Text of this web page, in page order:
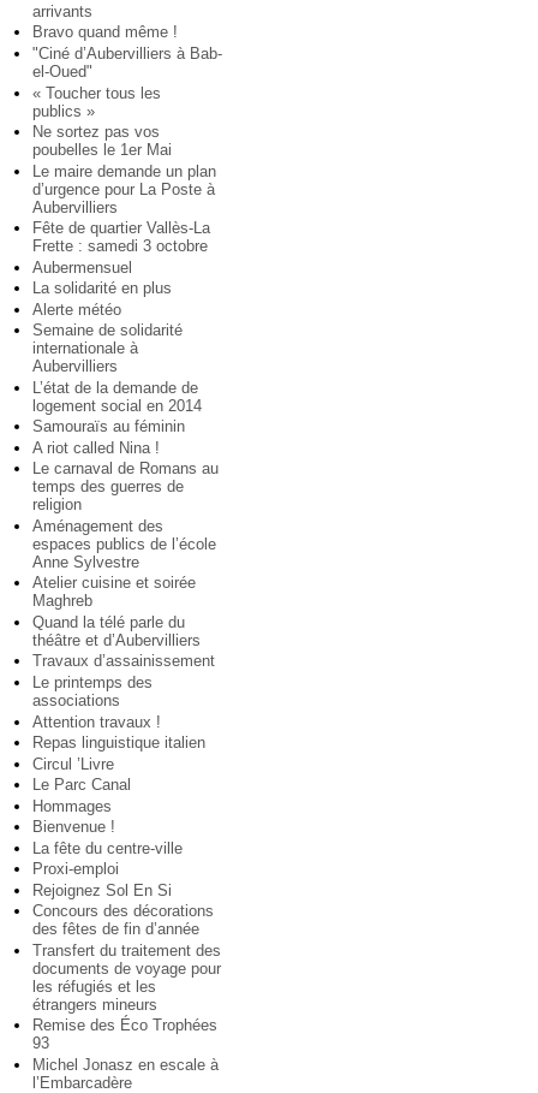
arrivants
Bravo quand même !
"Ciné d’Aubervilliers à Bab-
el-Oued"
« Toucher tous les
publics »
Ne sortez pas vos
poubelles le 1er Mai
Le maire demande un plan
d’urgence pour La Poste à
Aubervilliers
Fête de quartier Vallès-La
Frette : samedi 3 octobre
Aubermensuel
La solidarité en plus
Alerte météo
Semaine de solidarité
internationale à
Aubervilliers
L’état de la demande de
logement social en 2014
Samouraïs au féminin
A riot called Nina !
Le carnaval de Romans au
temps des guerres de
religion
Aménagement des
espaces publics de l’école
Anne Sylvestre
Atelier cuisine et soirée
Maghreb
Quand la télé parle du
théâtre et d’Aubervilliers
Travaux d’assainissement
Le printemps des
associations
Attention travaux !
Repas linguistique italien
Circul ’Livre
Le Parc Canal
Hommages
Bienvenue !
La fête du centre-ville
Proxi-emploi
Rejoignez Sol En Si
Concours des décorations
des fêtes de fin d’année
Transfert du traitement des
documents de voyage pour
les réfugiés et les
étrangers mineurs
Remise des Éco Trophées
93
Michel Jonasz en escale à
l’Embarcadère